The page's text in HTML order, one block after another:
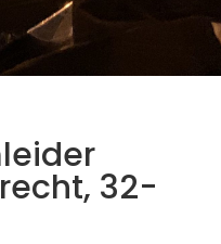
32-